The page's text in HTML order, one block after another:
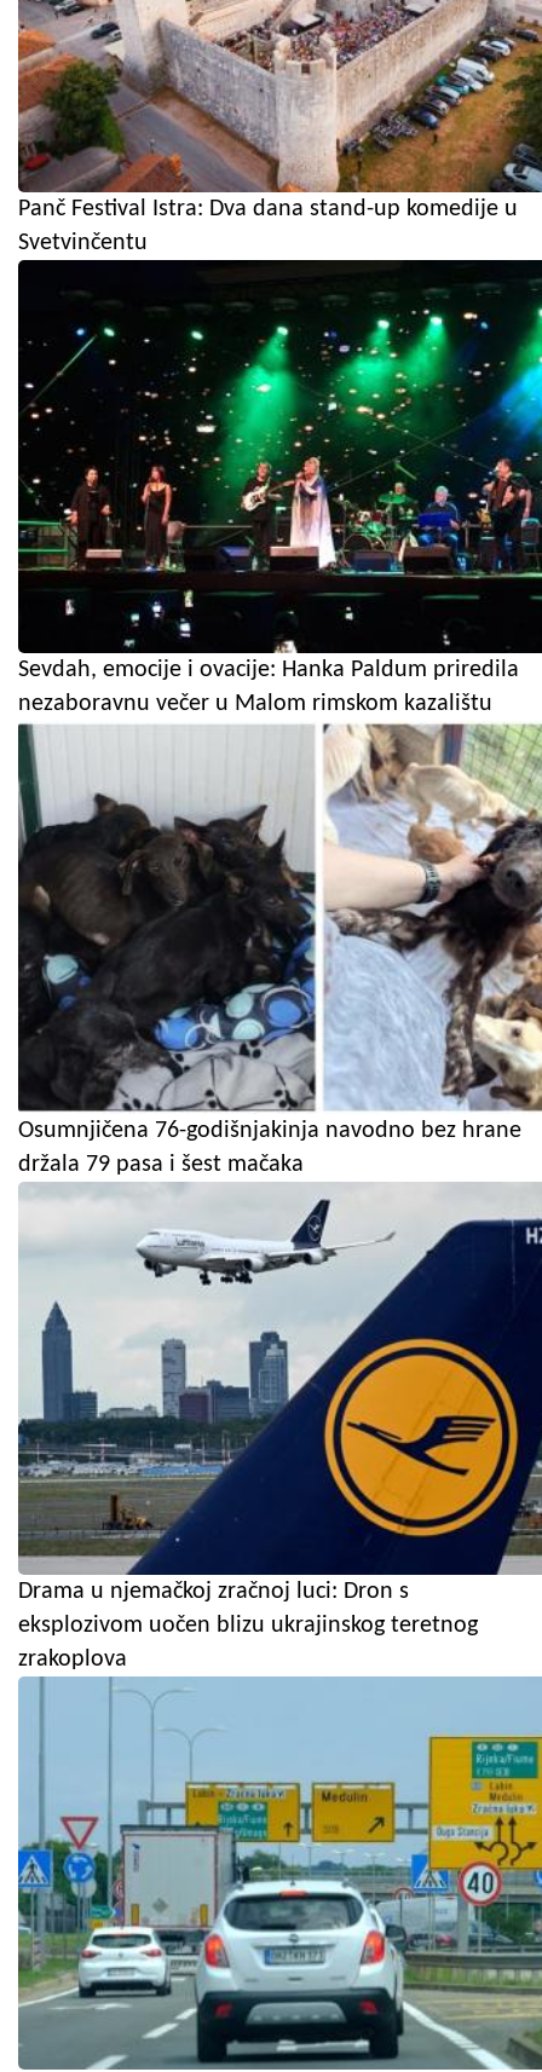
Panč Festival Istra: Dva dana stand-up komedije u
Svetvinčentu
Sevdah, emocije i ovacije: Hanka Paldum priredila
nezaboravnu večer u Malom rimskom kazalištu
Osumnjičena 76-godišnjakinja navodno bez hrane
držala 79 pasa i šest mačaka
Drama u njemačkoj zračnoj luci: Dron s
eksplozivom uočen blizu ukrajinskog teretnog
zrakoplova